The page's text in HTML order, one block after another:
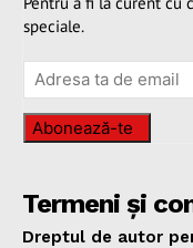
speciale.
Abonează-te
Termeni și
Dreptul de autor